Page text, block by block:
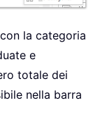
la categoria
e
totale dei
nella barra